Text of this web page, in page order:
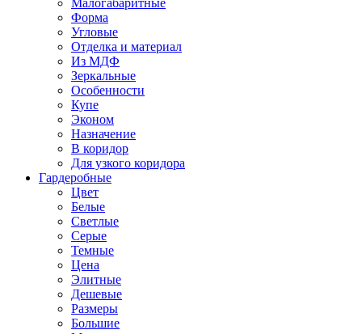
Малогабаритные
Форма
Угловые
Отделка и материал
Из МДФ
Зеркальные
Особенности
Купе
Эконом
Назначение
В коридор
Для узкого коридора
Гардеробные
Цвет
Белые
Светлые
Серые
Темные
Цена
Элитные
Дешевые
Размеры
Большие